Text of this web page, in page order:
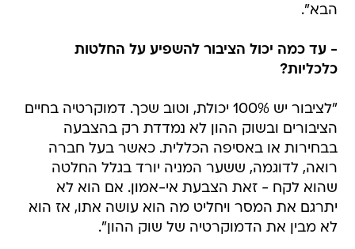
הבא".
- עד כמה יכול הציבור להשפיע על החלטות
כלכליות?
"לציבור יש 100% יכולת, וטוב שכך. דמוקרטיה בחיים
הציבורים ובשוק ההון לא נמדדת רק בהצבעה
בבחירות או באסיפה הכללית. כאשר בעל חברה
רואה, לדוגמה, ששער המניה יורד בגלל החלטה
שהוא לקח - זאת הצבעת אי-אמון. אם הוא לא
יתרגם את המסר ויחליט מה הוא עושה אתו, אז הוא
לא מבין את הדמוקרטיה של שוק ההון".